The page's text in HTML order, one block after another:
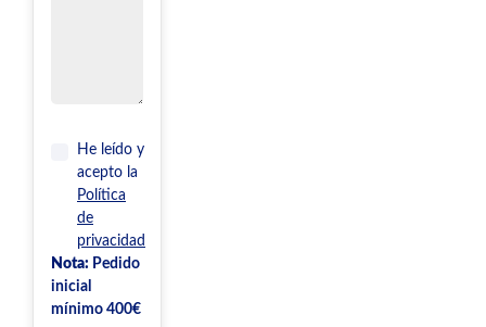
He leído y
acepto la
Política
de
privacidad
Nota: Pedido
inicial
mínimo 400€